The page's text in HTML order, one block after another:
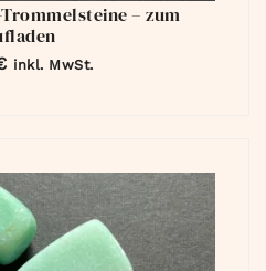
– zum
inkl. MwSt.